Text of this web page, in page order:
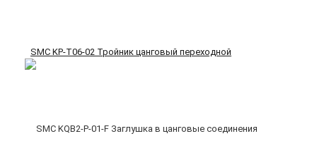
SMC KP-T06-02 Тройник цанговый переходной